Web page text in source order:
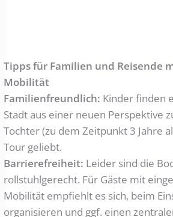
Tipps für Familien und Reisende
Mobilität
Familienfreundlich: Kinder finden
Stadt aus einer neuen Perspektive
Tochter (zu dem Zeitpunkt 3 Jahre
Tour geliebt.
Barrierefreiheit: Leider sind die
rollstuhlgerecht. Für Gäste mit
Mobilität empfiehlt es sich, beim
organisieren und ggf. einen